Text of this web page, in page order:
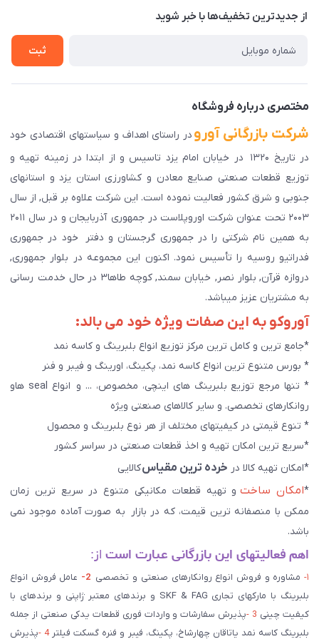
درباره ما
راهنمای ثبت سفارش
سوالات متداول
از جدید‌ترین تخفیف‌ها با‌ خبر شوید
ثبت
مختصری درباره فروشگاه
شرکت بازرگانی آورو در راستای اهداف و سیاستهای اقتصادی خود
در تاریخ ۱۳۲۰ در خیابان امام یزد تاسیس و از ابتدا در زمینه تهیه و
توزیع قطعات صنعتی صنایع معادن و کشاورزی استان یزد و استانهای
جنوبی و شرق کشور فعالیت نموده است. این شرکت علاوه بر قبل, از سال
۲۰۰۳ تحت عنوان شرکت اوروپلاست در جمهوری آذربایجان و در سال ۲۰۱۱
به همین نام شرکتی را در جمهوری گرجستان و دفتر خود در جمهوری
فدراتیو روسیه را تأسیس نمود. اکنون این مجموعه در بلوار جمهوری,
دروازه قرآن, بلوار نصر, خیابان سمند, کوچه طاها۳ در حال خدمت رسانی
به مشتریان عزیز میباشد.
آوروکو به این صفات ویژه خود می بالد:
*جامع ترین و کامل ترین مرکز توزیع انواع بلبرینگ و کاسه نمد
* بورس متنوع ترین انواع کاسه نمد، پکینگ، اورینگ و فیبر و فنر
* تنها مرجع توزیع بلبرینگ های اینچی، مخصوص، ... و انواع seal هاو
روانکارهای تخصصی. و سایر کالاهای صنعتی ويژه
* تنوع قیمتی در کیفیتهای مختلف از هر نوع بلبرینگ و محصول
*سریع ترین امکان تهیه و اخذ قطعات صنعتی در سراسر کشور
*امکان تهیه کالا در خرده ترین مقیاسکالایی
*امکان ساختو تهیه قطعات مکانیکی متنوع در سریع ترین زمان
ممکن با منصفانه ترین قیمت، که در بازار به صورت آماده موجود نمی
باشد.
اهم فعالیتهای این بازرگانی عبارت است از:
۱- مشاوره و فروش انواع روانکارهای صنعتی و تخصصی 2-
عامل فروش انواع
بلبرینگ با مارکهای تجاری SKF & FAG و برندهای معتبر ژاپنی و برندهای با
کیفیت چینی 3 - پذیرش سفارشات و واردات فوری قطعات یدکی صنعتی از جمله
بلبرینگ کاسه نمد یاتاقان چهارشاخ، پکینگ، فیبر و فنره گسکت فیلتر4 - پذیرش